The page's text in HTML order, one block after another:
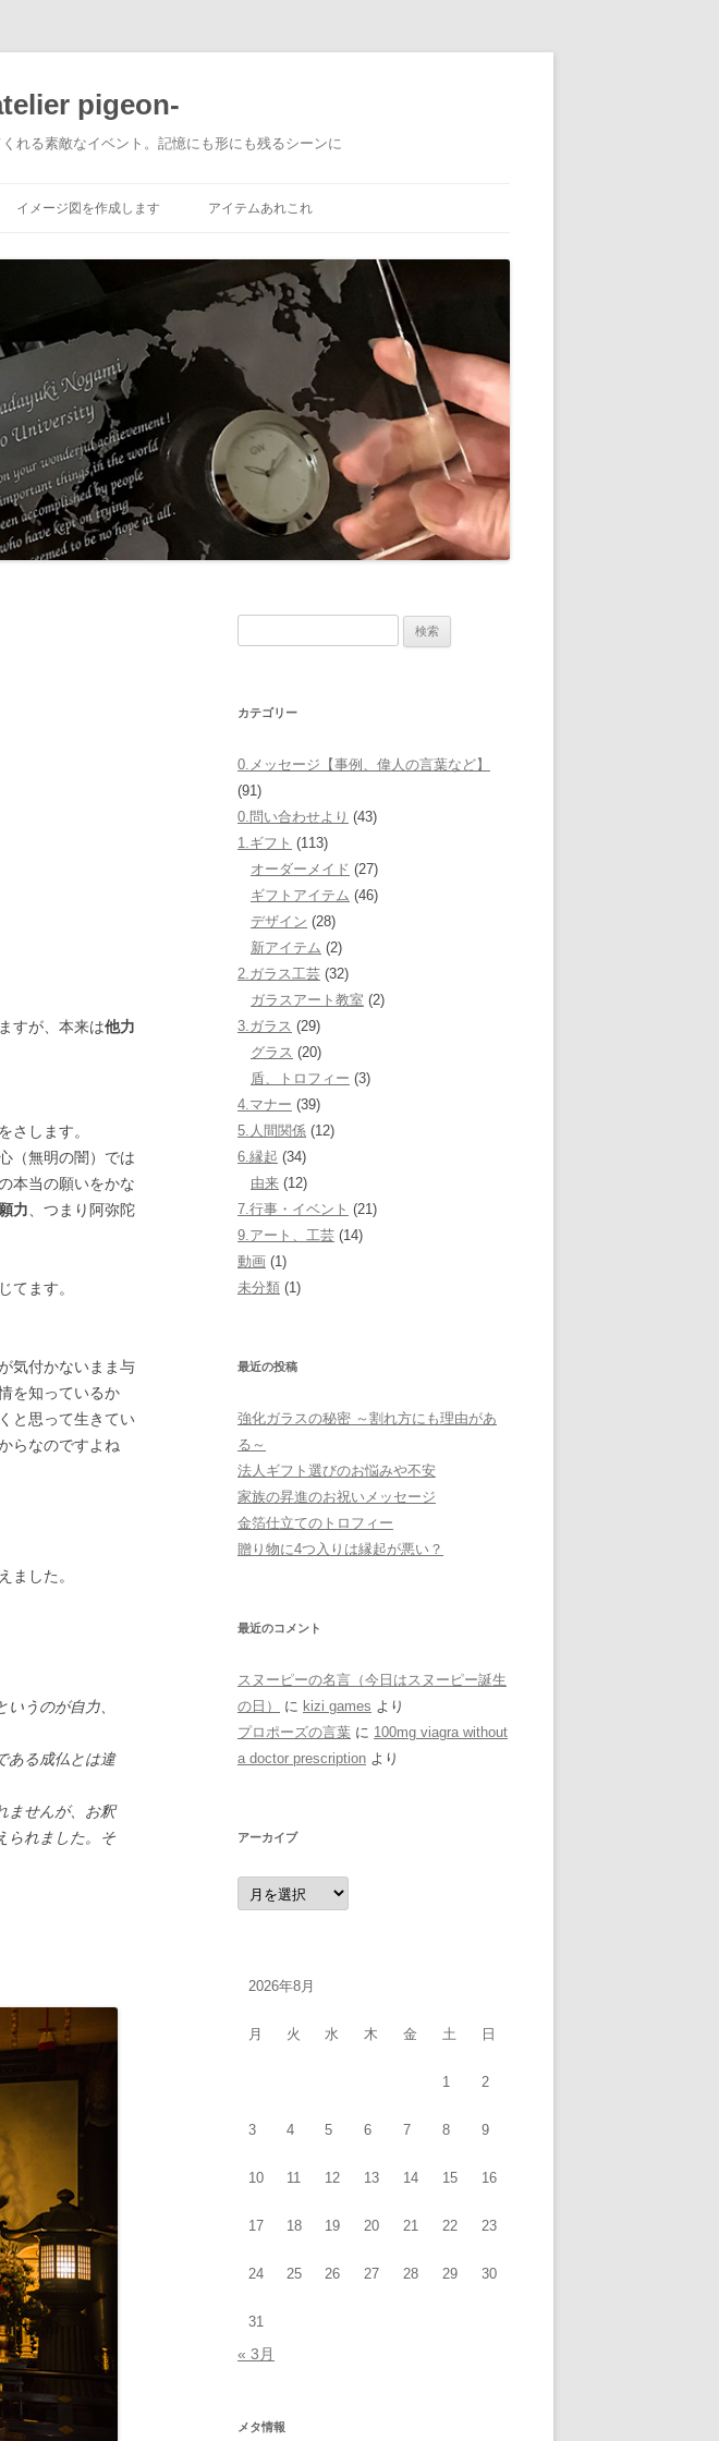
pigeon-
れる素敵なイベント。記憶にも形にも残るシーンに
イメージ図を作成します アイテムあれこれ
すが、本来は他力
さします。
（無明の闇）では
本当の願いをかな
力、つまり阿弥陀
てます。
気付かないまま与
を知っているか
と思って生きてい
らなのですよね
ました。
うのが自力、
ある成仏とは違
ませんが、お釈
れました。
そ
カテゴリー
0.メッセージ【事例、偉人の言葉など】
(91)
0.問い合わせより (43)
1.ギフト (113)
オーダーメイド (27)
ギフトアイテム (46)
デザイン (28)
新アイテム (2)
2.ガラス工芸 (32)
ガラスアート教室 (2)
3.ガラス (29)
グラス (20)
盾、トロフィー (3)
4.マナー (39)
5.人間関係 (12)
6.縁起 (34)
由来 (12)
7.行事・イベント (21)
9.アート、工芸 (14)
動画 (1)
未分類 (1)
最近の投稿
強化ガラスの秘密 ～割れ方にも理由があ
る～
法人ギフト選びのお悩みや不安
家族の昇進のお祝いメッセージ
金箔仕立てのトロフィー
贈り物に4つ入りは縁起が悪い？
最近のコメント
スヌーピーの名言（今日はスヌーピー誕生
の日）
に kizi games より
プロポーズの言葉 に 100mg viagra without
a doctor prescription より
アーカイブ
ア
ー
カ
2026年8月
月 火 水 木 金 土 日
1 2
3 4 5 6 7 8 9
10 11 12 13 14 15 16
17 18 19 20 21 22 23
24 25 26 27 28 29 30
31
« 3月
メタ情報